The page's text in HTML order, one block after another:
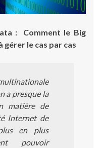
: Comment le Big
le cas par cas
a presque la
matière de
Internet de
en plus
pouvoir